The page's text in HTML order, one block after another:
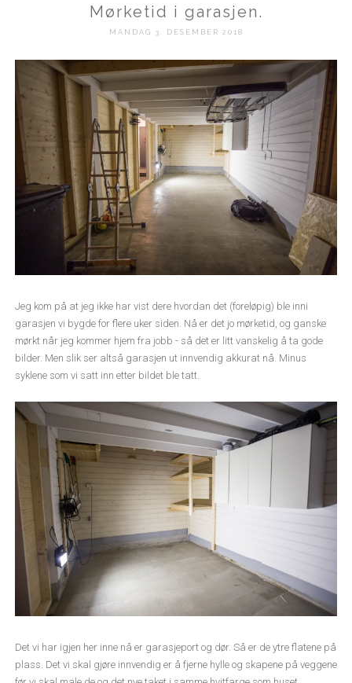
Mørketid i garasjen.
MANDAG 3. DESEMBER 2018
Jeg kom på at jeg ikke har vist dere hvordan det (foreløpig) ble inni
garasjen vi bygde for flere uker siden. Nå er det jo mørketid, og ganske
mørkt når jeg kommer hjem fra jobb - så det er litt vanskelig å ta gode
bilder. Men slik ser altså garasjen ut innvendig akkurat nå. Minus
syklene som vi satt inn etter bildet ble tatt.
Det vi har igjen her inne nå er garasjeport og dør. Så er de ytre flatene på
plass. Det vi skal gjøre innvendig er å fjerne hylle og skapene på veggene